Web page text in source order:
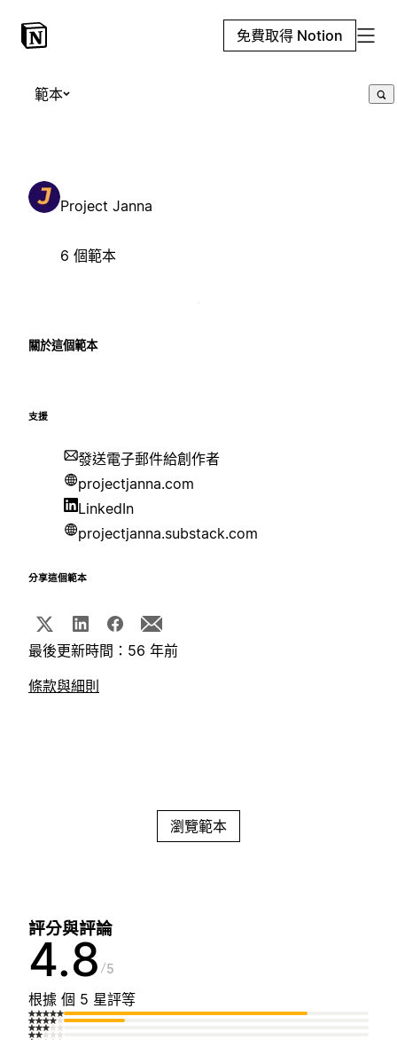
免費取得 Notion
範本
Project Janna
6 個範本
關於這個範本
支援
發送電子郵件給創作者
projectjanna.com
LinkedIn
projectjanna.substack.com
分享這個範本
最後更新時間：56 年前
條款與細則
瀏覽範本
評分與評論
4.8 5
根據 個 5 星評等